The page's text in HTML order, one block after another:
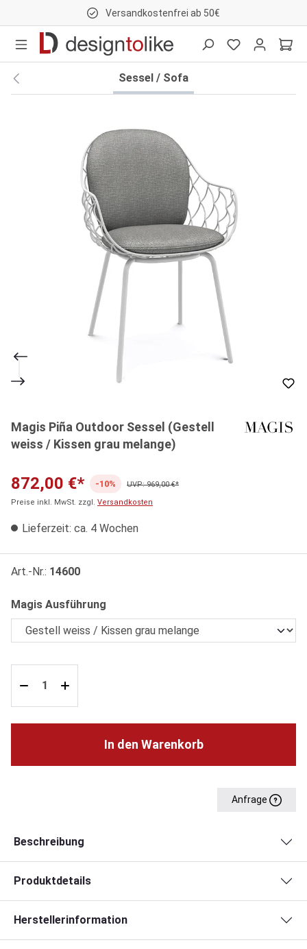
Versandkostenfrei ab 50€
Sessel / Sofa
Magis Piña Outdoor Sessel (Gestell
weiss / Kissen grau melange)
872,00 €* -10%
UVP: 969,00 €*
Preise inkl. MwSt. zzgl. Versandkosten
Lieferzeit: ca. 4 Wochen
Art.-Nr.: 14600
Magis Ausführung
In den Warenkorb
Anfrage
Beschreibung
Produktdetails
Herstellerinformation